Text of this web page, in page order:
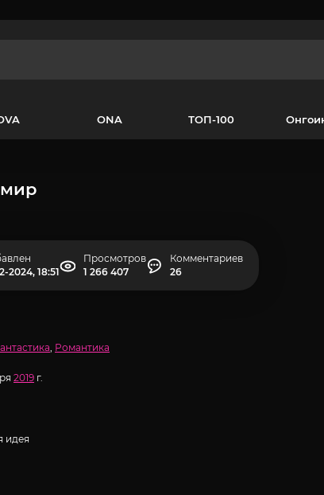
ONA ТОП-100
мир
2024, 18:51
Просмотров
1 266 407
Комментариев
26
, Романтика
2019 г.
идея